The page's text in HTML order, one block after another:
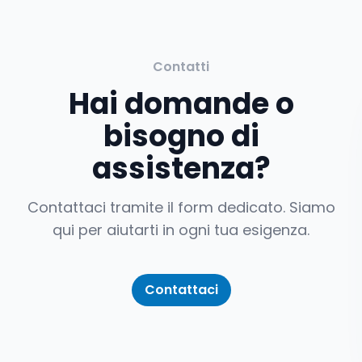
Contatti
Hai domande o
bisogno di
assistenza?
Contattaci tramite il form dedicato. Siamo
qui per aiutarti in ogni tua esigenza.
Contattaci